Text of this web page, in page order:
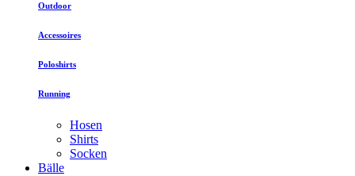
Outdoor
Accessoires
Poloshirts
Running
Hosen
Shirts
Socken
Bälle